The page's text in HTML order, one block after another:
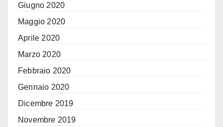
Giugno 2020
Maggio 2020
Aprile 2020
Marzo 2020
Febbraio 2020
Gennaio 2020
Dicembre 2019
Novembre 2019